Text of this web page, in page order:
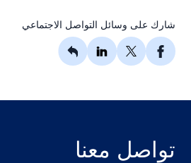
شارك على وسائل التواصل الاجتماعي
تواصل معنا